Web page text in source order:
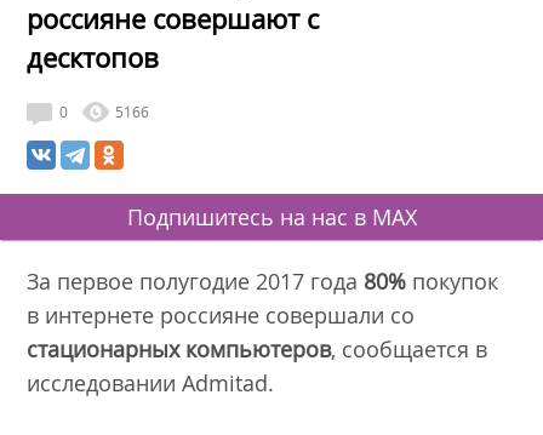
россияне совершают с
десктопов
0 5166
Подпишитесь на нас в MAX
За первое полугодие 2017 года 80% покупок
в интернете россияне совершали со
стационарных компьютеров, сообщается в
исследовании Admitad.